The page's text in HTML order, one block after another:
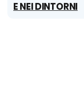
E NEI DINTORNI